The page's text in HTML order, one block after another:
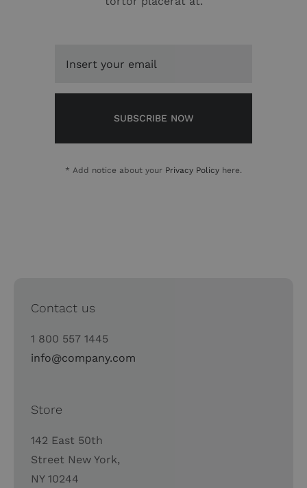
SUBSCRIBE NOW
* Add notice about your Privacy Policy here.
Contact us
1 800 557 1445
info@company.com
Store
142 East 50th
Street New York,
NY 10244